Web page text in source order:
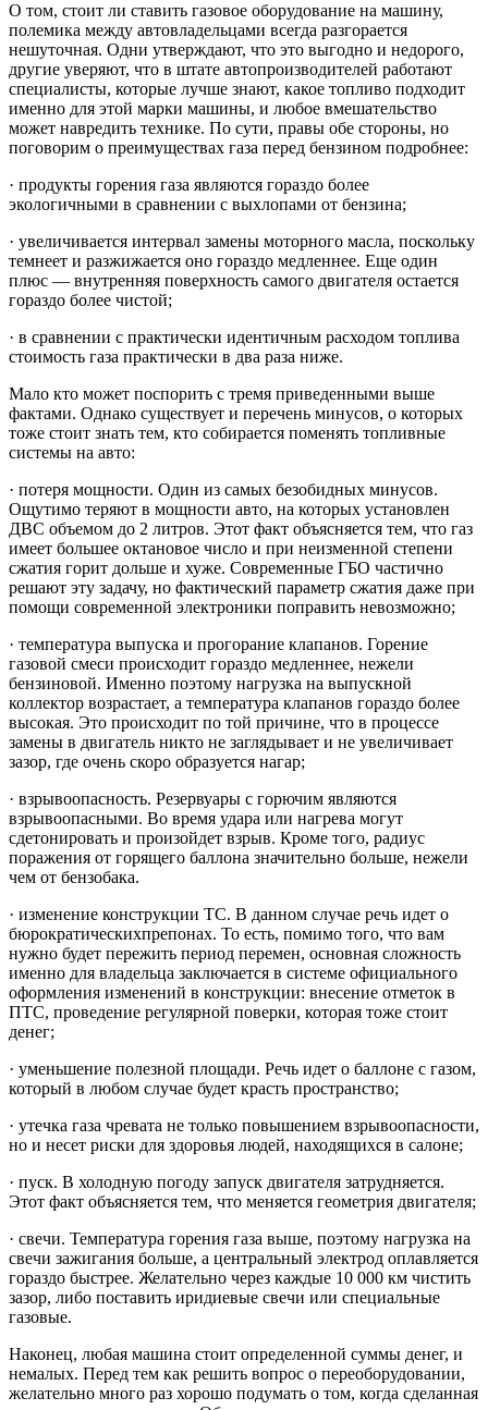
О том, стоит ли ставить газовое оборудование на машину,
полемика между автовладельцами всегда разгорается
нешуточная. Одни утверждают, что это выгодно и недорого,
другие уверяют, что в штате автопроизводителей работают
специалисты, которые лучше знают, какое топливо подходит
именно для этой марки машины, и любое вмешательство
может навредить технике. По сути, правы обе стороны, но
поговорим о преимуществах газа перед бензином подробнее:
· продукты горения газа являются гораздо более
экологичными в сравнении с выхлопами от бензина;
· увеличивается интервал замены моторного масла, поскольку
темнеет и разжижается оно гораздо медленнее. Еще один
плюс — внутренняя поверхность самого двигателя остается
гораздо более чистой;
· в сравнении с практически идентичным расходом топлива
стоимость газа практически в два раза ниже.
Мало кто может поспорить с тремя приведенными выше
фактами. Однако существует и перечень минусов, о которых
тоже стоит знать тем, кто собирается поменять топливные
системы на авто:
· потеря мощности. Один из самых безобидных минусов.
Ощутимо теряют в мощности авто, на которых установлен
ДВС объемом до 2 литров. Этот факт объясняется тем, что газ
имеет большее октановое число и при неизменной степени
сжатия горит дольше и хуже. Современные ГБО частично
решают эту задачу, но фактический параметр сжатия даже при
помощи современной электроники поправить невозможно;
· температура выпуска и прогорание клапанов. Горение
газовой смеси происходит гораздо медленнее, нежели
бензиновой. Именно поэтому нагрузка на выпускной
коллектор возрастает, а температура клапанов гораздо более
высокая. Это происходит по той причине, что в процессе
замены в двигатель никто не заглядывает и не увеличивает
зазор, где очень скоро образуется нагар;
· взрывоопасность. Резервуары с горючим являются
взрывоопасными. Во время удара или нагрева могут
сдетонировать и произойдет взрыв. Кроме того, радиус
поражения от горящего баллона значительно больше, нежели
чем от бензобака.
· изменение конструкции ТС. В данном случае речь идет о
бюрократическихпрепонах. То есть, помимо того, что вам
нужно будет пережить период перемен, основная сложность
именно для владельца заключается в системе официального
оформления изменений в конструкции: внесение отметок в
ПТС, проведение регулярной поверки, которая тоже стоит
денег;
· уменьшение полезной площади. Речь идет о баллоне с газом,
который в любом случае будет красть пространство;
· утечка газа чревата не только повышением взрывоопасности,
но и несет риски для здоровья людей, находящихся в салоне;
· пуск. В холодную погоду запуск двигателя затрудняется.
Этот факт объясняется тем, что меняется геометрия двигателя;
· свечи. Температура горения газа выше, поэтому нагрузка на
свечи зажигания больше, а центральный электрод оплавляется
гораздо быстрее. Желательно через каждые 10 000 км чистить
зазор, либо поставить иридиевые свечи или специальные
газовые.
Наконец, любая машина стоит определенной суммы денег, и
немалых. Перед тем как решить вопрос о переоборудовании,
желательно много раз хорошо подумать о том, когда сделанная